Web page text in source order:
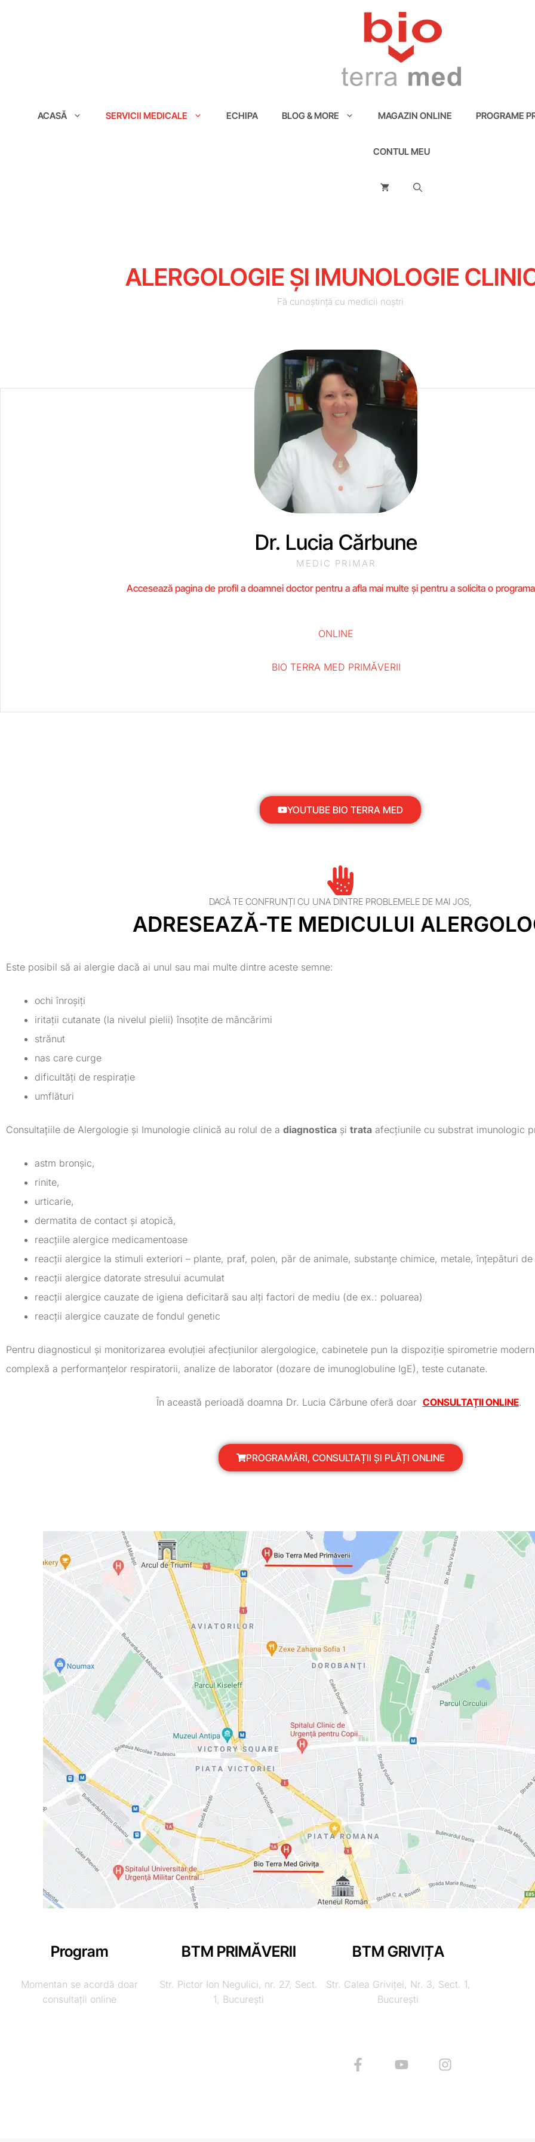
ACASĂ SERVICII MEDICALE ECHIPA BLOG & MORE MAGAZIN ONLINE PROGRAME
CONTUL MEU
ALERGOLOGIE ȘI IMUNOLOGIE
Fă cunoștință cu medicii noștri
Dr. Lucia Cărbune
MEDIC PRIMAR
Accesează pagina de profil a doamnei doctor pentru a afla mai multe și pentru a solicita o
ONLINE
BIO TERRA MED PRIMĂVERII
YOUTUBE BIO TERRA MED
DACĂ TE CONFRUNȚI CU UNA DINTRE PROBLEMELE DE MAI JOS,
ADRESEAZĂ-TE MEDICULUI
Este posibil să ai alergie dacă ai unul sau mai multe dintre aceste semne:
ochi înroșiți
iritații cutanate (la nivelul pielii) însoțite de mâncărimi
strănut
nas care curge
dificultăți de respirație
umflături
Consultațiile de Alergologie și Imunologie clinică au rolul de a diagnostica și trata afecțiunile cu substrat imunologic
astm bronșic,
rinite,
urticarie,
dermatita de contact și atopică,
reacțiile alergice medicamentoase
reacții alergice la stimuli exteriori – plante, praf, polen, păr de animale, substanțe chimice, metale, înțepături
reacții alergice datorate stresului acumulat
reacții alergice cauzate de igiena deficitară sau alți factori de mediu (de ex.: poluarea)
reacții alergice cauzate de fondul genetic
Pentru diagnosticul și monitorizarea evoluției afecțiunilor alergologice, cabinetele pun la dispoziție spirometrie
complexă a performanțelor respiratorii, analize de laborator (dozare de imunoglobuline IgE), teste cutanate.
În această perioadă doamna Dr. Lucia Cărbune oferă doar CONSULTAȚII ONLINE.
PROGRAMĂRI, CONSULTAȚII ȘI PLĂȚI ONLINE
Program
Momentan se acordă doar
consultații online
BTM PRIMĂVERII
Str. Pictor Ion Negulici, nr. 27, Sect.
1, București
BTM GRIVIȚA
Str. Calea Griviței, Nr. 3, Sect. 1,
București